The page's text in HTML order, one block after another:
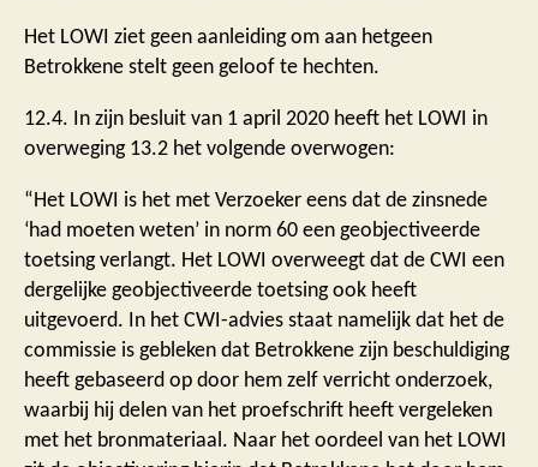
Het LOWI ziet geen aanleiding om aan hetgeen
Betrokkene stelt geen geloof te hechten.
12.4. In zijn besluit van 1 april 2020 heeft het LOWI in
overweging 13.2 het volgende overwogen:
“Het LOWI is het met Verzoeker eens dat de zinsnede
‘had moeten weten’ in norm 60 een geobjectiveerde
toetsing verlangt. Het LOWI overweegt dat de CWI een
dergelijke geobjectiveerde toetsing ook heeft
uitgevoerd. In het CWI-advies staat namelijk dat het de
commissie is gebleken dat Betrokkene zijn beschuldiging
heeft gebaseerd op door hem zelf verricht onderzoek,
waarbij hij delen van het proefschrift heeft vergeleken
met het bronmateriaal. Naar het oordeel van het LOWI